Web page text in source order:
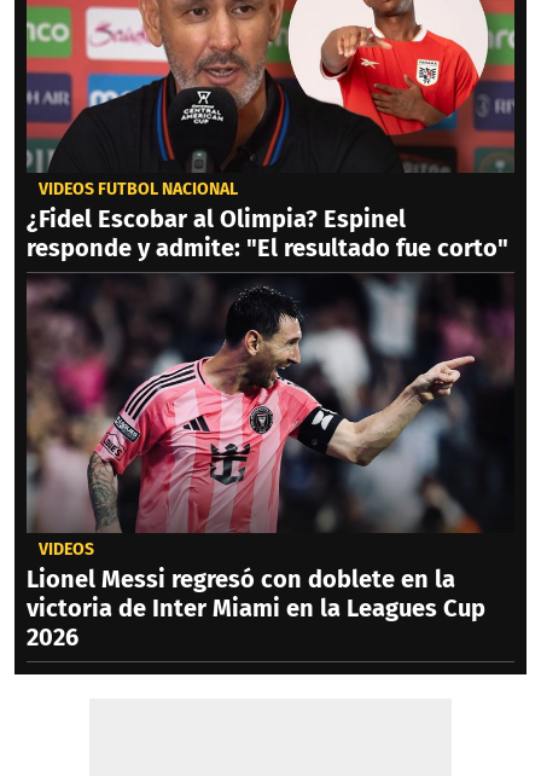
VIDEOS FÚTBOL NACIONAL
¿Fidel Escobar al Olimpia? Espinel
responde y admite: "El resultado fue corto"
VIDEOS
Lionel Messi regresó con doblete en la
victoria de Inter Miami en la Leagues Cup
2026